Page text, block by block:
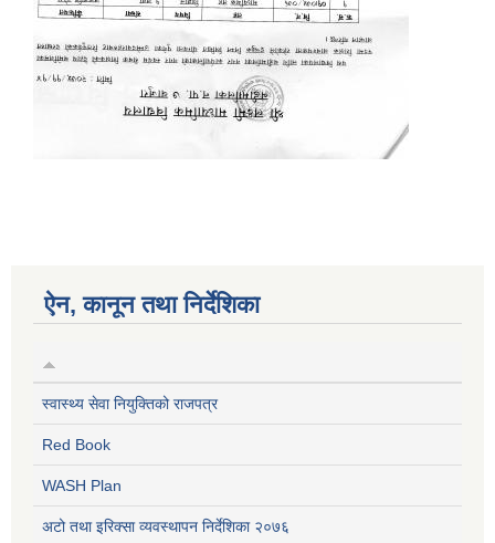
ऐन, कानून तथा निर्देशिका
स्वास्थ्य सेवा नियुक्तिको राजपत्र
Red Book
WASH Plan
अटो तथा इरिक्सा व्यवस्थापन निर्देशिका २०७६